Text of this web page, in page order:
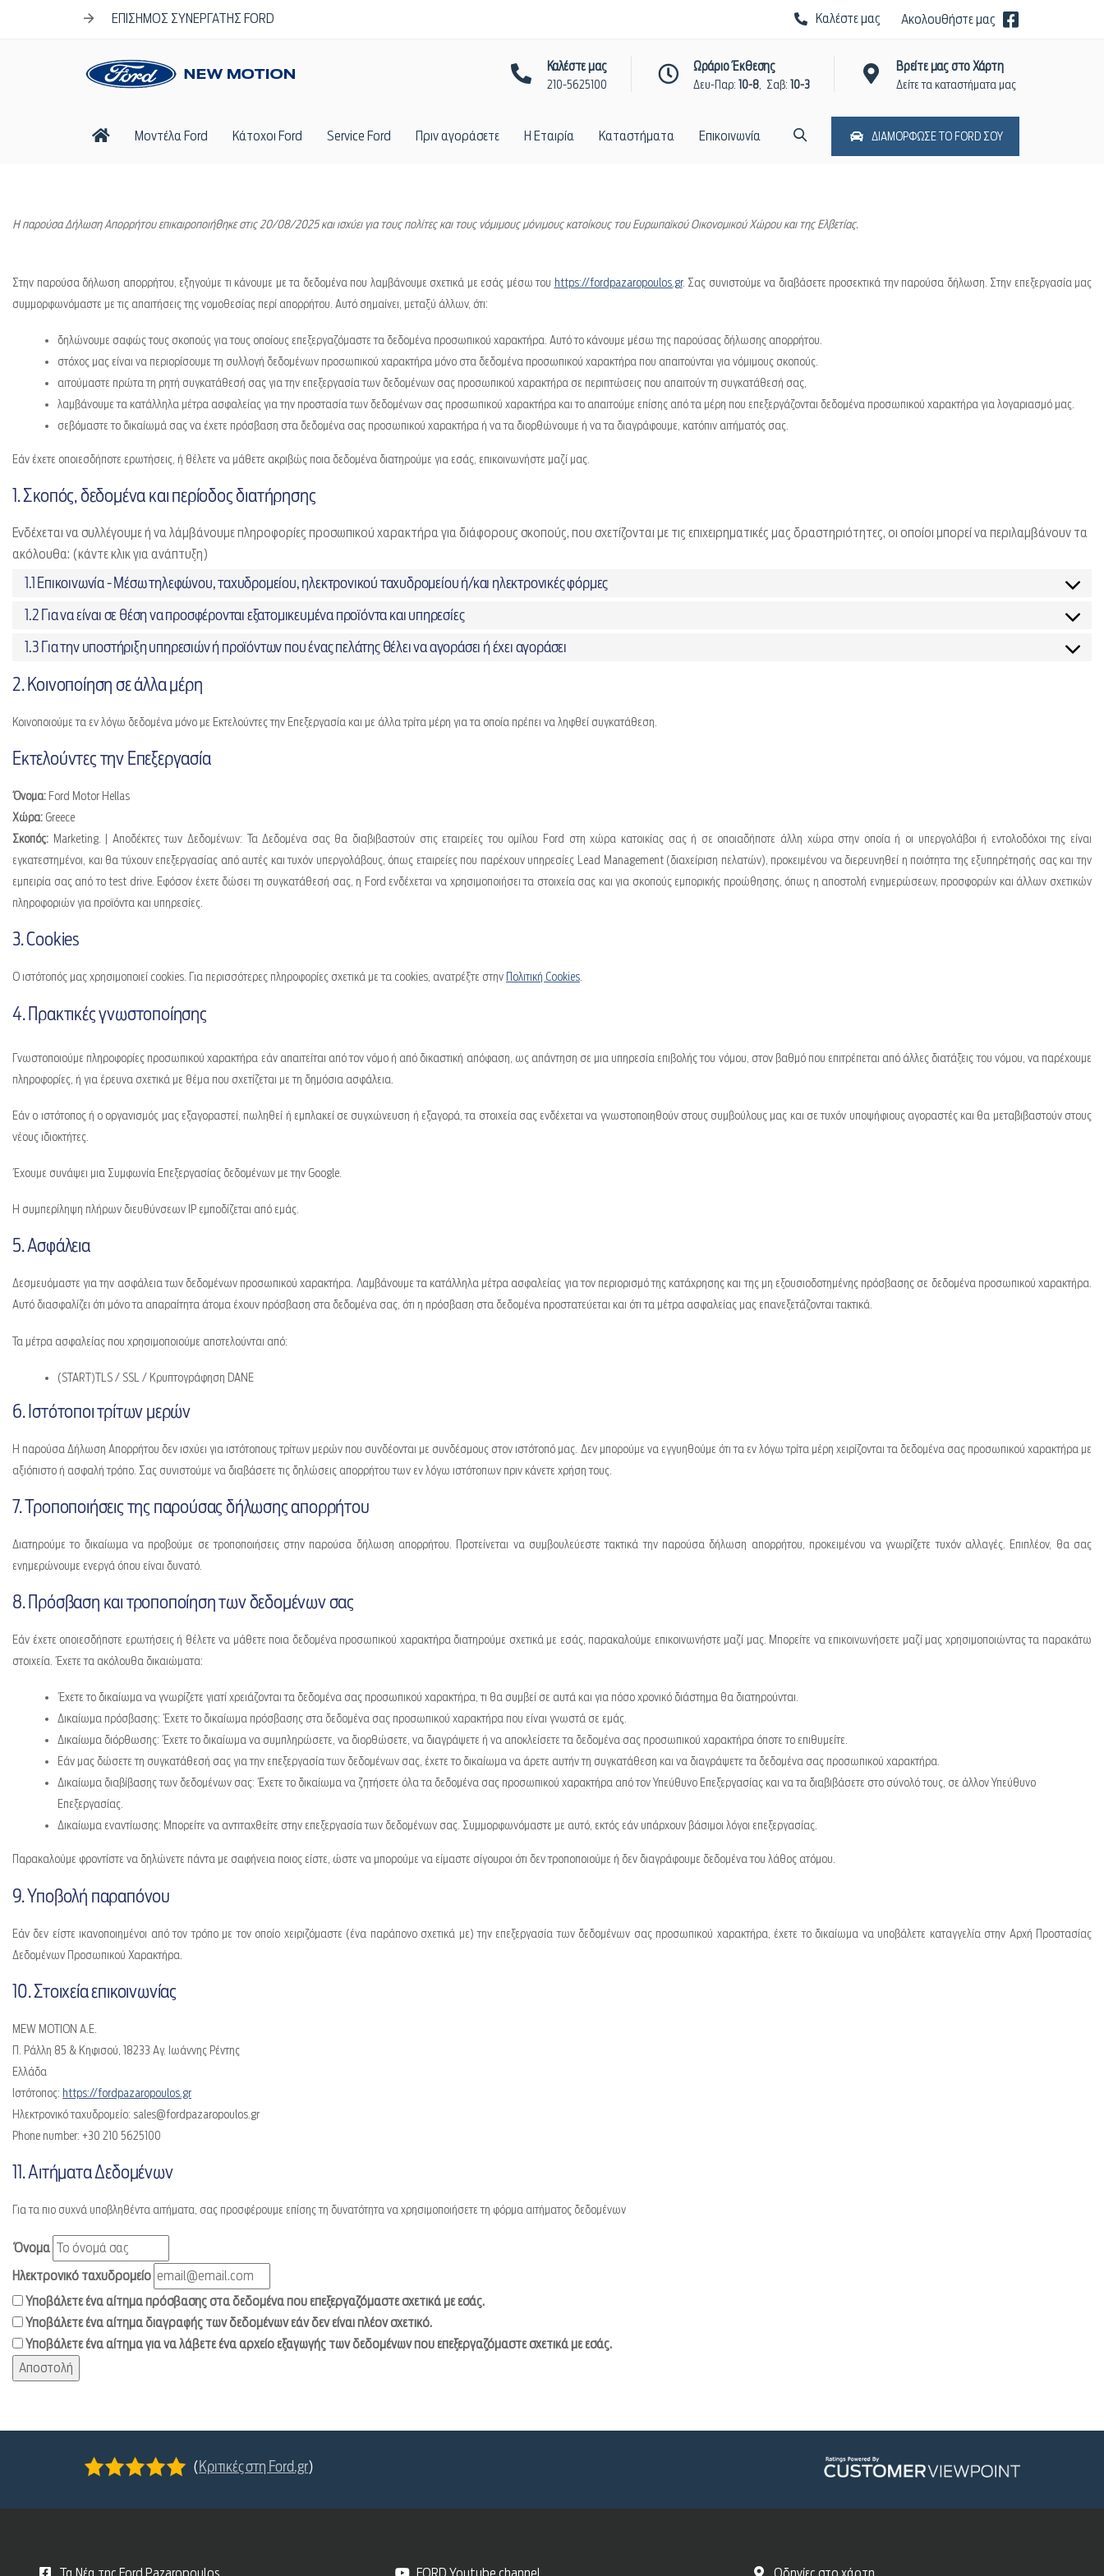
ΕΠΙΣΗΜΟΣ ΣΥΝΕΡΓΑΤΗΣ FORD Καλέστε μας Ακολουθήστε μας
Καλέστε μας
210-5625100
Ωράριο Έκθεσης
Δευ-Παρ: 10-8, Σαβ: 10-3
Βρείτε μας στο Χάρτη
Δείτε τα καταστήματα μας
ΆρχικήΜοντέλα Ford Κάτοχοι Ford Service Ford Πριν αγοράσετε H Εταιρία Καταστήματα Επικοινωνία ΔΙΑΜΟΡΦΩΣΕ ΤΟ FORD ΣΟΥ
Η παρούσα Δήλωση Απορρήτου επικαιροποιήθηκε στις 20/08/2025 και ισχύει για τους πολίτες και τους νόμιμους μόνιμους κατοίκους του Ευρωπαϊκού Οικονομικού Χώρου και της Ελβετίας.
Στην παρούσα δήλωση απορρήτου, εξηγούμε τι κάνουμε με τα δεδομένα που λαμβάνουμε σχετικά με εσάς μέσω του https://fordpazaropoulos.gr. Σας συνιστούμε να διαβάσετε προσεκτικά την παρούσα δήλωση. Στην επεξεργασία μας
συμμορφωνόμαστε με τις απαιτήσεις της νομοθεσίας περί απορρήτου. Αυτό σημαίνει, μεταξύ άλλων, ότι:
δηλώνουμε σαφώς τους σκοπούς για τους οποίους επεξεργαζόμαστε τα δεδομένα προσωπικού χαρακτήρα. Αυτό το κάνουμε μέσω της παρούσας δήλωσης απορρήτου.
στόχος μας είναι να περιορίσουμε τη συλλογή δεδομένων προσωπικού χαρακτήρα μόνο στα δεδομένα προσωπικού χαρακτήρα που απαιτούνται για νόμιμους σκοπούς.
αιτούμαστε πρώτα τη ρητή συγκατάθεσή σας για την επεξεργασία των δεδομένων σας προσωπικού χαρακτήρα σε περιπτώσεις που απαιτούν τη συγκατάθεσή σας,
λαμβάνουμε τα κατάλληλα μέτρα ασφαλείας για την προστασία των δεδομένων σας προσωπικού χαρακτήρα και το απαιτούμε επίσης από τα μέρη που επεξεργάζονται δεδομένα προσωπικού χαρακτήρα για λογαριασμό μας.
σεβόμαστε το δικαίωμά σας να έχετε πρόσβαση στα δεδομένα σας προσωπικού χαρακτήρα ή να τα διορθώνουμε ή να τα διαγράφουμε, κατόπιν αιτήματός σας.
Εάν έχετε οποιεσδήποτε ερωτήσεις, ή θέλετε να μάθετε ακριβώς ποια δεδομένα διατηρούμε για εσάς, επικοινωνήστε μαζί μας.
1. Σκοπός, δεδομένα και περίοδος διατήρησης
Ενδέχεται να συλλέγουμε ή να λάμβάνουμε πληροφορίες προσωπικού χαρακτήρα για διάφορους σκοπούς, που σχετίζονται με τις επιχειρηματικές μας δραστηριότητες, οι οποίοι μπορεί να περιλαμβάνουν τα
ακόλουθα: (κάντε κλικ για ανάπτυξη)
1.1 Επικοινωνία - Μέσω τηλεφώνου, ταχυδρομείου, ηλεκτρονικού ταχυδρομείου ή/και ηλεκτρονικές φόρμες
1.2 Για να είναι σε θέση να προσφέρονται εξατομικευμένα προϊόντα και υπηρεσίες
1.3 Για την υποστήριξη υπηρεσιών ή προϊόντων που ένας πελάτης θέλει να αγοράσει ή έχει αγοράσει
2. Κοινοποίηση σε άλλα μέρη
Κοινοποιούμε τα εν λόγω δεδομένα μόνο με Εκτελούντες την Επεξεργασία και με άλλα τρίτα μέρη για τα οποία πρέπει να ληφθεί συγκατάθεση.
Εκτελούντες την Επεξεργασία
Όνομα: Ford Motor Hellas
Χώρα: Greece
Σκοπός: Marketing. | Αποδέκτες των Δεδομένων: Τα Δεδομένα σας θα διαβιβαστούν στις εταιρείες του ομίλου Ford στη χώρα κατοικίας σας ή σε οποιαδήποτε άλλη χώρα στην οποία ή οι υπεργολάβοι ή εντολοδόχοι της είναι
εγκατεστημένοι, και θα τύχουν επεξεργασίας από αυτές και τυχόν υπεργολάβους, όπως εταιρείες που παρέχουν υπηρεσίες Lead Management (διαχείριση πελατών), προκειμένου να διερευνηθεί η ποιότητα της εξυπηρέτησής σας και την
εμπειρία σας από το test drive. Εφόσον έχετε δώσει τη συγκατάθεσή σας, η Ford ενδέχεται να χρησιμοποιήσει τα στοιχεία σας και για σκοπούς εμπορικής προώθησης, όπως η αποστολή ενημερώσεων, προσφορών και άλλων σχετικών
πληροφοριών για προϊόντα και υπηρεσίες.
3. Cookies
Ο ιστότοπός μας χρησιμοποιεί cookies. Για περισσότερες πληροφορίες σχετικά με τα cookies, ανατρέξτε στην Πολιτική Cookies.
4. Πρακτικές γνωστοποίησης
Γνωστοποιούμε πληροφορίες προσωπικού χαρακτήρα εάν απαιτείται από τον νόμο ή από δικαστική απόφαση, ως απάντηση σε μια υπηρεσία επιβολής του νόμου, στον βαθμό που επιτρέπεται από άλλες διατάξεις του νόμου, να παρέχουμε
πληροφορίες, ή για έρευνα σχετικά με θέμα που σχετίζεται με τη δημόσια ασφάλεια.
Εάν ο ιστότοπος ή ο οργανισμός μας εξαγοραστεί, πωληθεί ή εμπλακεί σε συγχώνευση ή εξαγορά, τα στοιχεία σας ενδέχεται να γνωστοποιηθούν στους συμβούλους μας και σε τυχόν υποψήφιους αγοραστές και θα μεταβιβαστούν στους
νέους ιδιοκτήτες.
Έχουμε συνάψει μια Συμφωνία Επεξεργασίας δεδομένων με την Google.
Η συμπερίληψη πλήρων διευθύνσεων IP εμποδίζεται από εμάς.
5. Ασφάλεια
Δεσμευόμαστε για την ασφάλεια των δεδομένων προσωπικού χαρακτήρα. Λαμβάνουμε τα κατάλληλα μέτρα ασφαλείας για τον περιορισμό της κατάχρησης και της μη εξουσιοδοτημένης πρόσβασης σε δεδομένα προσωπικού χαρακτήρα.
Αυτό διασφαλίζει ότι μόνο τα απαραίτητα άτομα έχουν πρόσβαση στα δεδομένα σας, ότι η πρόσβαση στα δεδομένα προστατεύεται και ότι τα μέτρα ασφαλείας μας επανεξετάζονται τακτικά.
Τα μέτρα ασφαλείας που χρησιμοποιούμε αποτελούνται από:
(START)TLS / SSL / Κρυπτογράφηση DANE
6. Ιστότοποι τρίτων μερών
Η παρούσα Δήλωση Απορρήτου δεν ισχύει για ιστότοπους τρίτων μερών που συνδέονται με συνδέσμους στον ιστότοπό μας. Δεν μπορούμε να εγγυηθούμε ότι τα εν λόγω τρίτα μέρη χειρίζονται τα δεδομένα σας προσωπικού χαρακτήρα με
αξιόπιστο ή ασφαλή τρόπο. Σας συνιστούμε να διαβάσετε τις δηλώσεις απορρήτου των εν λόγω ιστότοπων πριν κάνετε χρήση τους.
7. Τροποποιήσεις της παρούσας δήλωσης απορρήτου
Διατηρούμε το δικαίωμα να προβούμε σε τροποποιήσεις στην παρούσα δήλωση απορρήτου. Προτείνεται να συμβουλεύεστε τακτικά την παρούσα δήλωση απορρήτου, προκειμένου να γνωρίζετε τυχόν αλλαγές. Επιπλέον, θα σας
ενημερώνουμε ενεργά όπου είναι δυνατό.
8. Πρόσβαση και τροποποίηση των δεδομένων σας
Εάν έχετε οποιεσδήποτε ερωτήσεις ή θέλετε να μάθετε ποια δεδομένα προσωπικού χαρακτήρα διατηρούμε σχετικά με εσάς, παρακαλούμε επικοινωνήστε μαζί μας. Μπορείτε να επικοινωνήσετε μαζί μας χρησιμοποιώντας τα παρακάτω
στοιχεία. Έχετε τα ακόλουθα δικαιώματα:
Έχετε το δικαίωμα να γνωρίζετε γιατί χρειάζονται τα δεδομένα σας προσωπικού χαρακτήρα, τι θα συμβεί σε αυτά και για πόσο χρονικό διάστημα θα διατηρούνται.
Δικαίωμα πρόσβασης: Έχετε το δικαίωμα πρόσβασης στα δεδομένα σας προσωπικού χαρακτήρα που είναι γνωστά σε εμάς.
Δικαίωμα διόρθωσης: Έχετε το δικαίωμα να συμπληρώσετε, να διορθώσετε, να διαγράψετε ή να αποκλείσετε τα δεδομένα σας προσωπικού χαρακτήρα όποτε το επιθυμείτε.
Εάν μας δώσετε τη συγκατάθεσή σας για την επεξεργασία των δεδομένων σας, έχετε το δικαίωμα να άρετε αυτήν τη συγκατάθεση και να διαγράψετε τα δεδομένα σας προσωπικού χαρακτήρα.
Δικαίωμα διαβίβασης των δεδομένων σας: Έχετε το δικαίωμα να ζητήσετε όλα τα δεδομένα σας προσωπικού χαρακτήρα από τον Υπεύθυνο Επεξεργασίας και να τα διαβιβάσετε στο σύνολό τους, σε άλλον Υπεύθυνο
Επεξεργασίας.
Δικαίωμα εναντίωσης: Μπορείτε να αντιταχθείτε στην επεξεργασία των δεδομένων σας. Συμμορφωνόμαστε με αυτό, εκτός εάν υπάρχουν βάσιμοι λόγοι επεξεργασίας.
Παρακαλούμε φροντίστε να δηλώνετε πάντα με σαφήνεια ποιος είστε, ώστε να μπορούμε να είμαστε σίγουροι ότι δεν τροποποιούμε ή δεν διαγράφουμε δεδομένα του λάθος ατόμου.
9. Υποβολή παραπόνου
Εάν δεν είστε ικανοποιημένοι από τον τρόπο με τον οποίο χειριζόμαστε (ένα παράπονο σχετικά με) την επεξεργασία των δεδομένων σας προσωπικού χαρακτήρα, έχετε το δικαίωμα να υποβάλετε καταγγελία στην Αρχή Προστασίας
Δεδομένων Προσωπικού Χαρακτήρα.
10. Στοιχεία επικοινωνίας
MEW MOTION A.E.
Π. Ράλλη 85 & Κηφισού, 18233 Αγ. Ιωάννης Ρέντης
Ελλάδα
Ιστότοπος: https://fordpazaropoulos.gr
Ηλεκτρονικό ταχυδρομείο: sales@fordpazaropoulos.gr
Phone number: +30 210 5625100
11. Αιτήματα Δεδομένων
Για τα πιο συχνά υποβληθέντα αιτήματα, σας προσφέρουμε επίσης τη δυνατότητα να χρησιμοποιήσετε τη φόρμα αιτήματος δεδομένων
Όνομα
Ηλεκτρονικό ταχυδρομείο
Υποβάλετε ένα αίτημα πρόσβασης στα δεδομένα που επεξεργαζόμαστε σχετικά με εσάς.
Υποβάλετε ένα αίτημα διαγραφής των δεδομένων εάν δεν είναι πλέον σχετικό.
Υποβάλετε ένα αίτημα για να λάβετε ένα αρχείο εξαγωγής των δεδομένων που επεξεργαζόμαστε σχετικά με εσάς.
(Κριτικές στη Ford.gr)
Τα Νέα της Ford Pazaropoulos FORD Youtube channel Οδηγίες στο χάρτη